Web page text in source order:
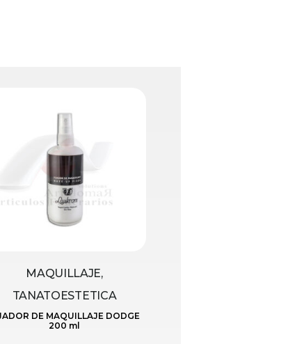
MAQUILLAJE,
TANATOESTETICA
DE MAQUILLAJE DODGE
200 ml